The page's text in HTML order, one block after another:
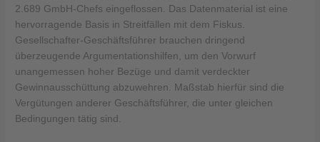
2.689 GmbH-Chefs eingeflossen. Das Datenmaterial ist eine
hervorragende Basis in Streitfällen mit dem Fiskus.
Gesellschafter-Geschäftsführer brauchen dringend
überzeugende Argumentationshilfen, um den Vorwurf
unangemessen hoher Bezüge und damit verdeckter
Gewinnausschüttung abzuwehren. Maßstab hierfür sind die
Vergütungen anderer Geschäftsführer, die unter gleichen
Bedingungen tätig sind.